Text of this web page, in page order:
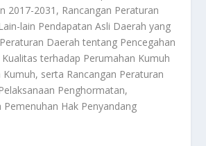
2017-2031, Rancangan Peraturan
lain Pendapatan Asli Daerah yang
Daerah tentang Pencegahan
terhadap Perumahan Kumuh
serta Rancangan Peraturan
Penghormatan,
Pemenuhan Hak Penyandang